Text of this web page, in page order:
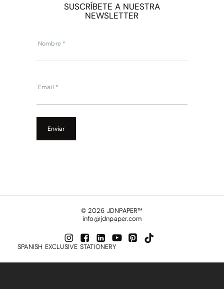
SUSCRÍBETE A NUESTRA
NEWSLETTER
Nombre *
Email *
Enviar
© 2026 JDNPAPER™
info@jdnpaper.com
SPANISH EXCLUSIVE STATIONERY